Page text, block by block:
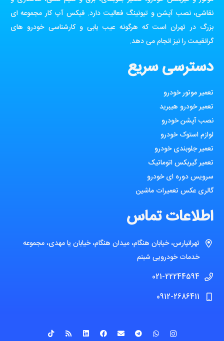
نقاشی، نصب آپشن و تیونینگ فعالیت دارد. فیکس آپ کار مجموعه ای
بزرگ در تهران است که هرگونه عیب یابی و کارشناسی خودرو های
گرانقیمت را نیز انجام می دهد.
دسترسی سریع
تعمیر موتور خودرو
تعمیر خودرو هیبرید
نصب آپشن خودرو
لوازم استوک خودرو
تعمیر جلوبندی خودرو
تعمیر گیربکس اتوماتیک
سرویس دوره ای خودرو
گالری عکس تعمیرات ماشین
اطلاعات تماس
تهرانپارس، خیابان هنگام، میدان هنگام، خیابان یا مهدی، مجموعه
خدمات خودرویی شبنم
021-22244594
0912-2686411